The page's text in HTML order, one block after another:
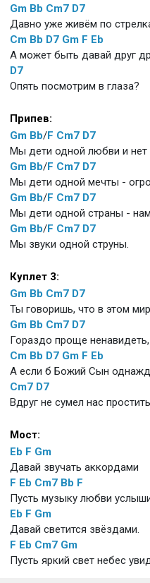
Gm Bb Cm7 D7
Давно уже живём по
Cm Bb D7 Gm F Eb
А может быть давай друг
D7
Опять посмотрим в глаза?
Припев:
Gm Bb/F Cm7 D7
Мы дети одной любви и нет
Gm Bb/F Cm7 D7
Мы дети одной мечты -
Gm Bb/F Cm7 D7
Мы дети одной страны - нам
Gm Bb/F Cm7 D7
Мы звуки одной струны.
Куплет 3:
Gm Bb Cm7 D7
Ты говоришь, что в этом
Gm Bb Cm7 D7
Гораздо проще
Cm Bb D7 Gm F Eb
А если б Божий Сын
Cm7 D7
Вдруг не сумел нас
Мост:
Eb F Gm
Давай звучать аккордами
F Eb Cm7 Bb F
Пусть музыку любви
Eb F Gm
Давай светится звёздами.
F Eb Cm7 Gm
Пусть яркий свет небес